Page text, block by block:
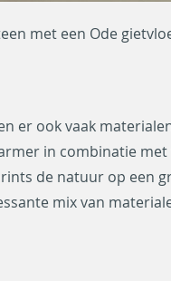
met een Ode
er ook vaak
in combinatie
de natuur op een
mix van